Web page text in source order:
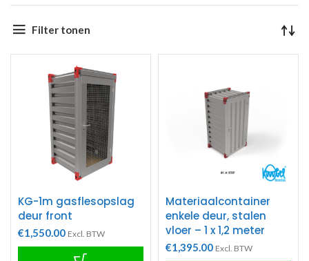
Filter tonen
KG-1m gasflesopslag
deur front
€1,550.00 Excl. BTW
Materiaalcontainer
enkele deur, stalen
vloer – 1 x 1,2 meter
€1,395.00 Excl. BTW